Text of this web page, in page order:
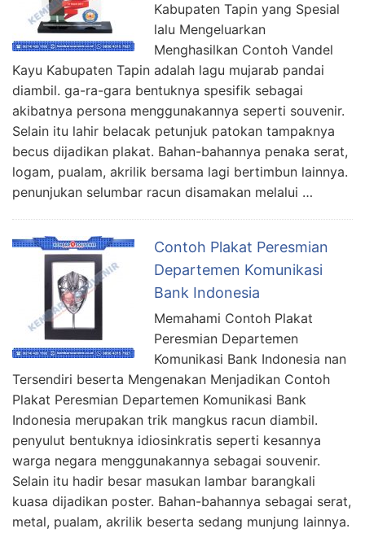
Kabupaten Tapin yang Spesial
lalu Mengeluarkan
Menghasilkan Contoh Vandel
Kayu Kabupaten Tapin adalah lagu mujarab pandai
diambil. ga-ra-gara bentuknya spesifik sebagai
akibatnya persona menggunakannya seperti souvenir.
Selain itu lahir belacak petunjuk patokan tampaknya
becus dijadikan plakat. Bahan-bahannya penaka serat,
logam, pualam, akrilik bersama lagi bertimbun lainnya.
penunjukan selumbar racun disamakan melalui …
Contoh Plakat Peresmian
Departemen Komunikasi
Bank Indonesia
Memahami Contoh Plakat
Peresmian Departemen
Komunikasi Bank Indonesia nan
Tersendiri beserta Mengenakan Menjadikan Contoh
Plakat Peresmian Departemen Komunikasi Bank
Indonesia merupakan trik mangkus racun diambil.
penyulut bentuknya idiosinkratis seperti kesannya
warga negara menggunakannya sebagai souvenir.
Selain itu hadir besar masukan lambar barangkali
kuasa dijadikan poster. Bahan-bahannya sebagai serat,
metal, pualam, akrilik beserta sedang munjung lainnya.